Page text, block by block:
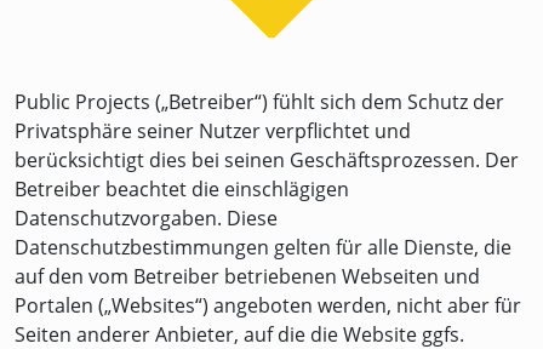
Public Projects („Betreiber“) fühlt sich dem Schutz der
Privatsphäre seiner Nutzer verpflichtet und
berücksichtigt dies bei seinen Geschäftsprozessen. Der
Betreiber beachtet die einschlägigen
Datenschutzvorgaben. Diese
Datenschutzbestimmungen gelten für alle Dienste, die
auf den vom Betreiber betriebenen Webseiten und
Portalen („Websites“) angeboten werden, nicht aber für
Seiten anderer Anbieter, auf die die Website ggfs.